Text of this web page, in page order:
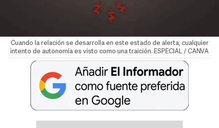
Cuando la relación se desarrolla en este estado de alerta, cualquier
intento de autonomía es visto como una traición. ESPECIAL / CANVA